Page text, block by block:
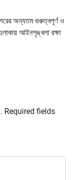
অন্যতম গুরুত্বপূর্ণ ও
আইনশৃঙ্খলা রক্ষা
Required fields